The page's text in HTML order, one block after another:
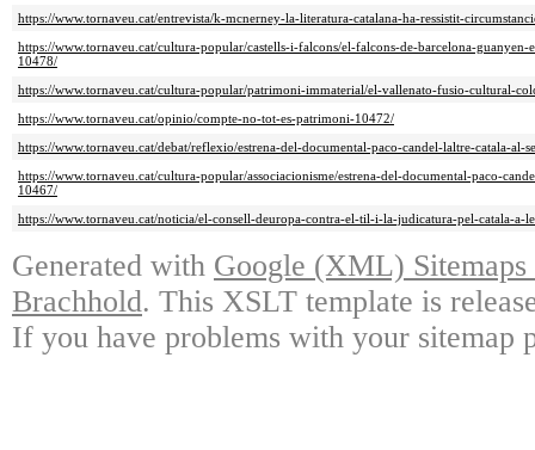
https://www.tornaveu.cat/entrevista/k-mcnerney-la-literatura-catalana-ha-ressistit-
https://www.tornaveu.cat/cultura-popular/castells-i-falcons/el-falcons-de-barcelona-
10478/
https://www.tornaveu.cat/cultura-popular/patrimoni-immaterial/el-vallenato-fusio-cultural-
https://www.tornaveu.cat/opinio/compte-no-tot-es-patrimoni-10472/
https://www.tornaveu.cat/debat/reflexio/estrena-del-documental-paco-candel-laltre-catala-al-
https://www.tornaveu.cat/cultura-popular/associacionisme/estrena-del-documental-paco-
10467/
https://www.tornaveu.cat/noticia/el-consell-deuropa-contra-el-til-i-la-judicatura-pel-catala-a-
Generated with Google (XML)
Brachhold. This XSLT template is
If you have problems with your sitemap